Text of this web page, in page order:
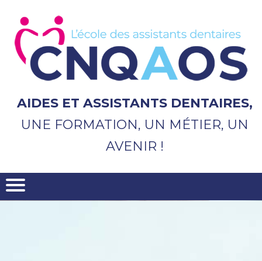
contenu
principal
AIDES ET ASSISTANTS DENTAIRES,
UNE FORMATION, UN MÉTIER, UN
AVENIR !